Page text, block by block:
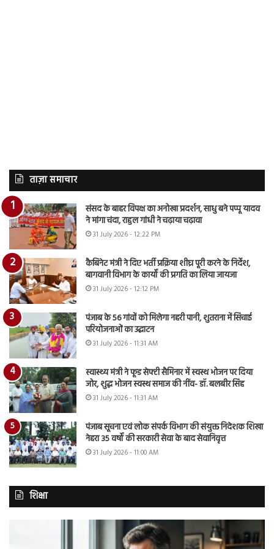
ताज़ा समाचार
संसद के बाहर विपक्ष का अनोखा प्रदर्शन, साधु बने पप्पू यादव
ने मांगा चंदा, राहुल गांधी ने चढ़ाया चढ़ावा
31 July 2026 - 12:22 PM
कैबिनेट मंत्री ने दिए भर्ती प्रक्रिया शीघ्र पूरी करने के निर्देश,
बागवानी विभाग के कार्यों की प्रगति का लिया जायजा
31 July 2026 - 12:12 PM
पंजाब के 56 गांवों को मिलेगा नहरी पानी, शुतराना में सिंचाई
परियोजनाओं का उद्घाटन
31 July 2026 - 11:31 AM
स्वास्थ्य मंत्री ने फूड सेफ्टी सैमिनार में स्वस्थ भोजन पर दिया
जोर, शुद्ध भोजन स्वस्थ समाज की नींव- डॉ. बलबीर सिंह
31 July 2026 - 11:31 AM
पंजाब सूचना एवं लोक संपर्क विभाग की संयुक्त निदेशक शिखा
नेहरा 35 वर्षों की सरकारी सेवा के बाद सेवानिवृत्त
31 July 2026 - 11:00 AM
शिक्षा